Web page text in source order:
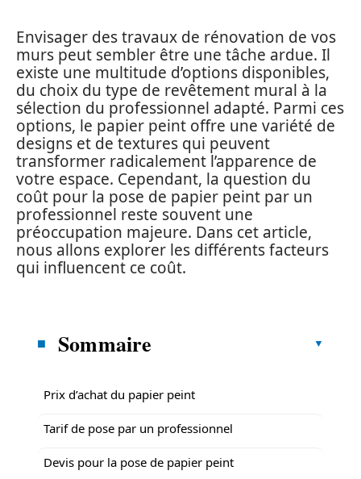
Envisager des travaux de rénovation de vos
murs peut sembler être une tâche ardue. Il
existe une multitude d’options disponibles,
du choix du type de revêtement mural à la
sélection du professionnel adapté. Parmi ces
options, le papier peint offre une variété de
designs et de textures qui peuvent
transformer radicalement l’apparence de
votre espace. Cependant, la question du
coût pour la pose de papier peint par un
professionnel reste souvent une
préoccupation majeure. Dans cet article,
nous allons explorer les différents facteurs
qui influencent ce coût.
Sommaire
Prix d’achat du papier peint
Tarif de pose par un professionnel
Devis pour la pose de papier peint